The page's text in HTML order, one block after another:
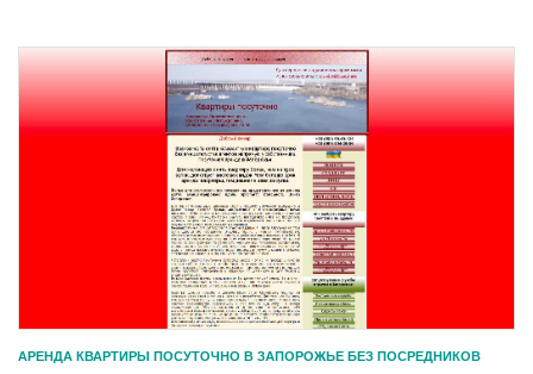
АРЕНДА КВАРТИРЫ ПОСУТОЧНО В ЗАПОРОЖЬЕ БЕЗ ПОСРЕДНИКОВ